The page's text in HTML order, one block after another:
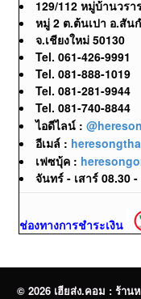
129/112 หมู่บ้านวรา
หมู่ 2 ต.ต้นเปา อ.สัน
จ.เชียงใหม่ 50130
Tel. 061-426-9991
Tel. 081-888-1019
Tel. 081-281-9944
Tel. 081-740-8844
ไอดีไลน์ :
อีเมล์ :
เฟซบุ้ค :
จันทร์ - เสาร์ 08.30
ช่องทางการชำระเงิน
© 2026 เฮียส่ง.คอม : ร้า